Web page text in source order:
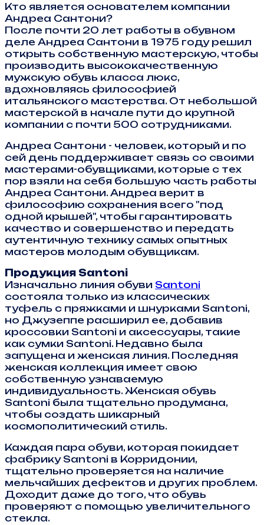
Кто является основателем компании
Андреа Сантони?
После почти 20 лет работы в обувном
деле Андреа Сантони в 1975 году решил
открыть собственную мастерскую, чтобы
производить высококачественную
мужскую обувь класса люкс,
вдохновляясь философией
итальянского мастерства. От небольшой
мастерской в начале пути до крупной
компании с почти 500 сотрудниками.
Андреа Сантони - человек, который и по
сей день поддерживает связь со своими
мастерами-обувщиками, которые с тех
пор взяли на себя большую часть работы
Андреа Сантони. Андреа верит в
философию сохранения всего "под
одной крышей", чтобы гарантировать
качество и совершенство и передать
аутентичную технику самых опытных
мастеров молодым обувщикам.
Продукция Santoni
Изначально линия обуви Santoni
состояла только из классических
туфель с пряжками и шнурками Santoni,
но Джузеппе расширил ее, добавив
кроссовки Santoni и аксессуары, такие
как сумки Santoni. Недавно была
запущена и женская линия. Последняя
женская коллекция имеет свою
собственную узнаваемую
индивидуальность. Женская обувь
Santoni была тщательно продумана,
чтобы создать шикарный
космополитический стиль.
Каждая пара обуви, которая покидает
фабрику Santoni в Корридонии,
тщательно проверяется на наличие
мельчайших дефектов и других проблем.
Доходит даже до того, что обувь
проверяют с помощью увеличительного
стекла.